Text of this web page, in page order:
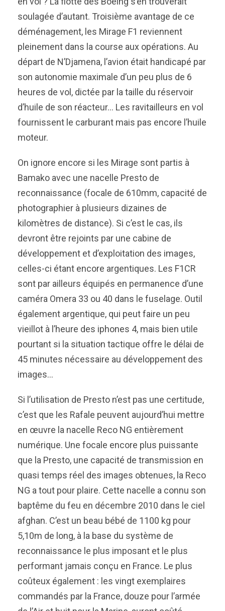
soulagée d’autant. Troisième avantage de ce
déménagement, les Mirage F1 reviennent
pleinement dans la course aux opérations. Au
départ de N’Djamena, l’avion était handicapé par
son autonomie maximale d’un peu plus de 6
heures de vol, dictée par la taille du réservoir
d’huile de son réacteur… Les ravitailleurs en vol
fournissent le carburant mais pas encore l’huile
moteur.
On ignore encore si les Mirage sont partis à
Bamako avec une nacelle Presto de
reconnaissance (focale de 610mm, capacité de
photographier à plusieurs dizaines de
kilomètres de distance). Si c’est le cas, ils
devront être rejoints par une cabine de
développement et d’exploitation des images,
celles-ci étant encore argentiques. Les F1CR
sont par ailleurs équipés en permanence d’une
caméra Omera 33 ou 40 dans le fuselage. Outil
également argentique, qui peut faire un peu
vieillot à l’heure des iphones 4, mais bien utile
pourtant si la situation tactique offre le délai de
45 minutes nécessaire au développement des
images…
Si l’utilisation de Presto n’est pas une certitude,
c’est que les Rafale peuvent aujourd’hui mettre
en œuvre la nacelle Reco NG entièrement
numérique. Une focale encore plus puissante
que la Presto, une capacité de transmission en
quasi temps réel des images obtenues, la Reco
NG a tout pour plaire. Cette nacelle a connu son
baptême du feu en décembre 2010 dans le ciel
afghan. C’est un beau bébé de 1100 kg pour
5,10m de long, à la base du système de
reconnaissance le plus imposant et le plus
performant jamais conçu en France. Le plus
coûteux également : les vingt exemplaires
commandés par la France, douze pour l’armée